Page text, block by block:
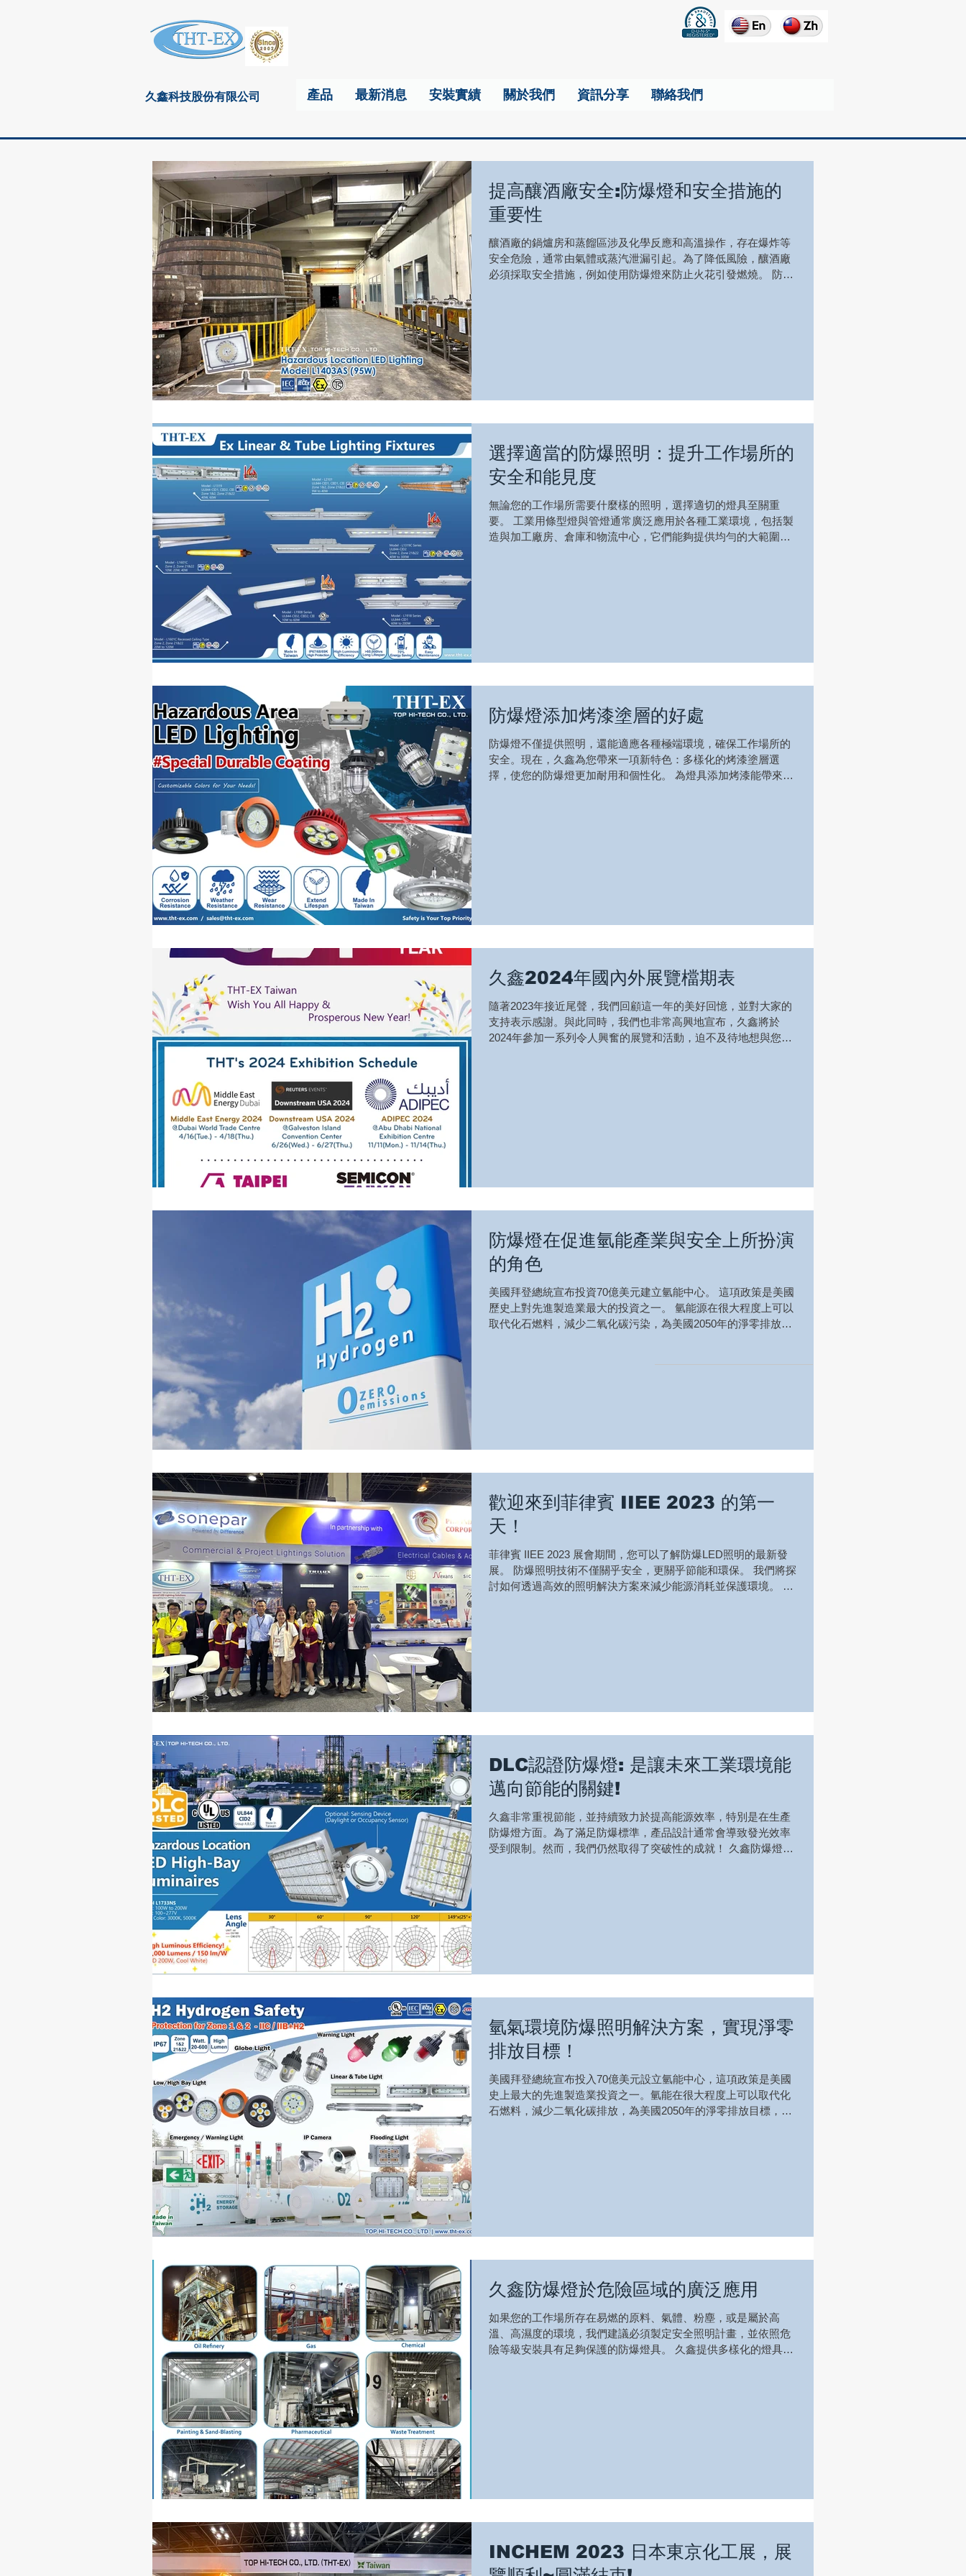
久鑫科技股份有限公司 產品 最新消息 安裝實績 關於我們 資訊分享 聯絡我們
提高釀酒廠安全:防爆燈和安全措施的
重要性
釀酒廠的鍋爐房和蒸餾區涉及化學反應和高溫操作，存在爆炸等
安全危險，通常由氣體或蒸汽泄漏引起。為了降低風險，釀酒廠
必須採取安全措施，例如使用防爆燈來防止火花引發燃燒。 防爆
選擇適當的防爆照明：提升工作場所的
安全和能見度
無論您的工作場所需要什麼樣的照明，選擇適切的燈具至關重
要。 工業用條型燈與管燈通常廣泛應用於各種工業環境，包括製
造與加工廠房、倉庫和物流中心，它們能夠提供均勻的大範圍照
防爆燈添加烤漆塗層的好處
防爆燈不僅提供照明，還能適應各種極端環境，確保工作場所的
安全。現在，久鑫為您帶來一項新特色：多樣化的烤漆塗層選
擇，使您的防爆燈更加耐用和個性化。 為燈具添加烤漆能帶來多
久鑫2024年國內外展覽檔期表
隨著2023年接近尾聲，我們回顧這一年的美好回憶，並對大家的
支持表示感謝。與此同時，我們也非常高興地宣布，久鑫將於
2024年參加一系列令人興奮的展覽和活動，迫不及待地想與您分
防爆燈在促進氫能產業與安全上所扮演
的角色
美國拜登總統宣布投資70億美元建立氫能中心。 這項政策是美國
歷史上對先進製造業最大的投資之一。 氫能源在很大程度上可以
取代化石燃料，減少二氧化碳污染，為美國2050年的淨零排放目
歡迎來到菲律賓 IIEE 2023 的第一
天！
菲律賓 IIEE 2023 展會期間，您可以了解防爆LED照明的最新發
展。 防爆照明技術不僅關乎安全，更關乎節能和環保。 我們將探
討如何透過高效的照明解決方案來減少能源消耗並保護環境。 久
DLC認證防爆燈: 是讓未來工業環境能
邁向節能的關鍵!
久鑫非常重視節能，並持續致力於提高能源效率，特別是在生產
防爆燈方面。為了滿足防爆標準，產品設計通常會導致發光效率
受到限制。然而，我們仍然取得了突破性的成就！ 久鑫防爆燈-
氫氣環境防爆照明解決方案，實現淨零
排放目標！
美國拜登總統宣布投入70億美元設立氫能中心，這項政策是美國
史上最大的先進製造業投資之一。氫能在很大程度上可以取代化
石燃料，減少二氧化碳排放，為美國2050年的淨零排放目標，往
久鑫防爆燈於危險區域的廣泛應用
如果您的工作場所存在易燃的原料、氣體、粉塵，或是屬於高
溫、高濕度的環境，我們建議必須製定安全照明計畫，並依照危
險等級安裝具有足夠保護的防爆燈具。 久鑫提供多樣化的燈具選
INCHEM 2023 日本東京化工展，展